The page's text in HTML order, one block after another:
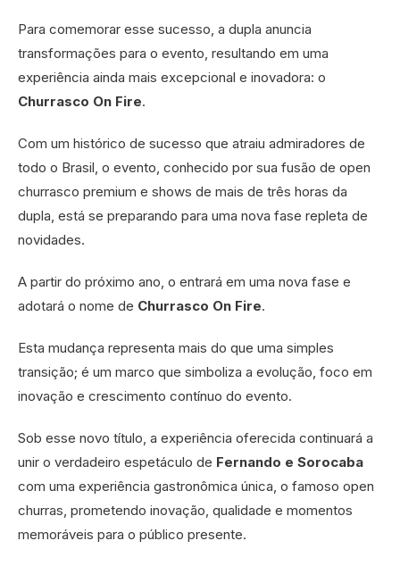
Para comemorar esse sucesso, a dupla anuncia
transformações para o evento, resultando em uma
experiência ainda mais excepcional e inovadora: o
Churrasco On Fire.
Com um histórico de sucesso que atraiu admiradores de
todo o Brasil, o evento, conhecido por sua fusão de open
churrasco premium e shows de mais de três horas da
dupla, está se preparando para uma nova fase repleta de
novidades.
A partir do próximo ano, o entrará em uma nova fase e
adotará o nome de Churrasco On Fire.
Esta mudança representa mais do que uma simples
transição; é um marco que simboliza a evolução, foco em
inovação e crescimento contínuo do evento.
Sob esse novo título, a experiência oferecida continuará a
unir o verdadeiro espetáculo de Fernando e Sorocaba
com uma experiência gastronômica única, o famoso open
churras, prometendo inovação, qualidade e momentos
memoráveis para o público presente.